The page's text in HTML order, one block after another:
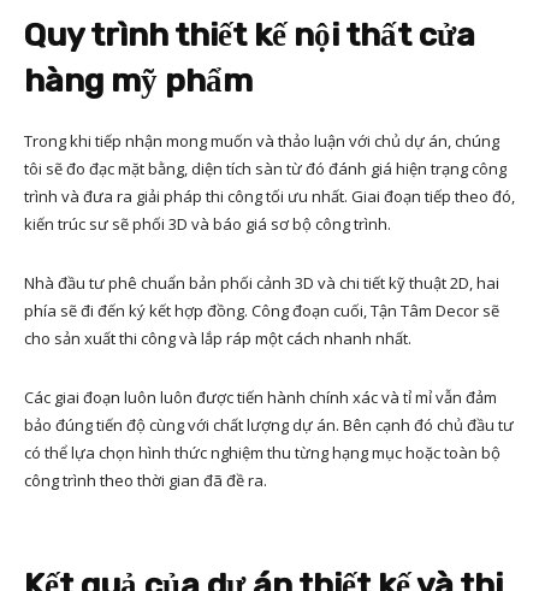
Quy trình thiết kế nội thất cửa
hàng mỹ phẩm
Trong khi tiếp nhận mong muốn và thảo luận với chủ dự án, chúng
tôi sẽ đo đạc mặt bằng, diện tích sàn từ đó đánh giá hiện trạng công
trình và đưa ra giải pháp thi công tối ưu nhất. Giai đoạn tiếp theo đó,
kiến trúc sư sẽ phối 3D và báo giá sơ bộ công trình.
Nhà đầu tư phê chuẩn bản phối cảnh 3D và chi tiết kỹ thuật 2D, hai
phía sẽ đi đến ký kết hợp đồng. Công đoạn cuối, Tận Tâm Decor sẽ
cho sản xuất thi công và lắp ráp một cách nhanh nhất.
Các giai đoạn luôn luôn được tiến hành chính xác và tỉ mỉ vẫn đảm
bảo đúng tiến độ cùng với chất lượng dự án. Bên cạnh đó chủ đầu tư
có thể lựa chọn hình thức nghiệm thu từng hạng mục hoặc toàn bộ
công trình theo thời gian đã đề ra.